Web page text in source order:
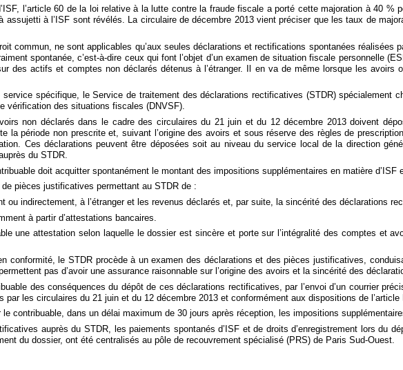
l’article 60 de la loi relative à la lutte contre la fraude fiscale a porté cette majoration à 40 %
assujetti à l’ISF sont révélés. La circulaire de décembre 2013 vient préciser que les taux de
commun, ne sont applicables qu’aux seules déclarations et rectifications spontanées
spontanée, c’est-à-dire ceux qui font l’objet d’un examen de situation fiscale personnelle
des actifs et comptes non déclarés détenus à l’étranger. Il en va de même lorsque les
spécifique, le Service de traitement des déclarations rectificatives (STDR) spécialement
vérification des situations fiscales (DNVSF).
non déclarés dans le cadre des circulaires du 21 juin et du 12 décembre 2013 doivent
la période non prescrite et, suivant l’origine des avoirs et sous réserve des règles de
Ces déclarations peuvent être déposées soit au niveau du service local de la direction
du STDR.
doit acquitter spontanément le montant des impositions supplémentaires en matière d’ISF
pièces justificatives permettant au STDR de :
ou indirectement, à l’étranger et les revenus déclarés et, par suite, la sincérité des déclarations
à partir d’attestations bancaires.
une attestation selon laquelle le dossier est sincère et porte sur l’intégralité des comptes et
conformité, le STDR procède à un examen des déclarations et des pièces justificatives,
pas d’avoir une assurance raisonnable sur l’origine des avoirs et la sincérité des
des conséquences du dépôt de ces déclarations rectificatives, par l’envoi d’un courrier
les circulaires du 21 juin et du 12 décembre 2013 et conformément aux dispositions de
contribuable, dans un délai maximum de 30 jours après réception, les impositions
auprès du STDR, les paiements spontanés d’ISF et de droits d’enregistrement lors du
du dossier, ont été centralisés au pôle de recouvrement spécialisé (PRS) de Paris Sud-Ouest.